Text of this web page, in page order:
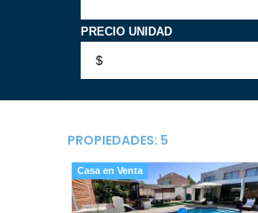
PRECIO UNIDAD
PROPIEDADES: 5
Casa en Venta